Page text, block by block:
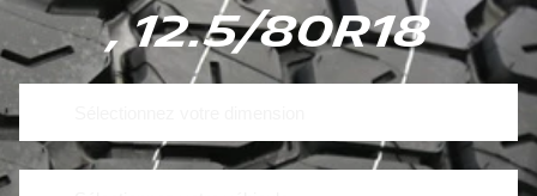
, 12.5/80R18